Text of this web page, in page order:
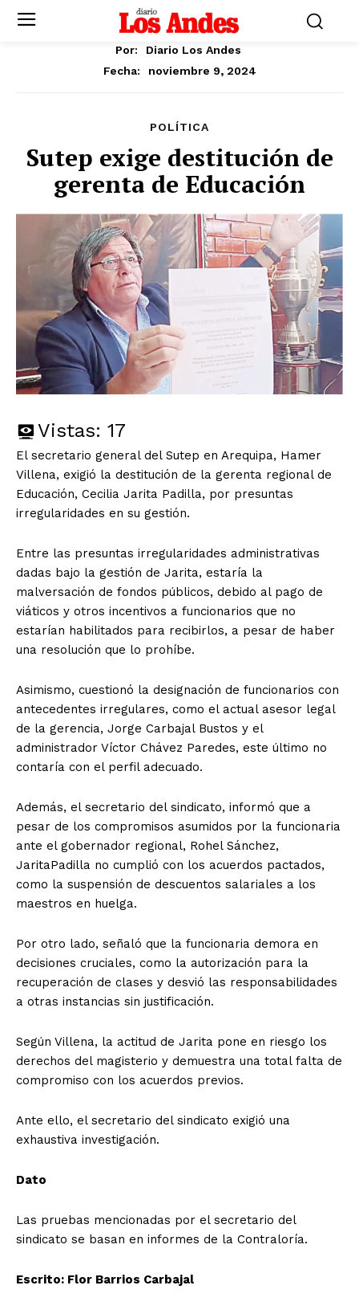
Por:
Diario Los Andes
Fecha:
noviembre 9, 2024
POLÍTICA
Sutep exige destitución de
gerenta de Educación
Vistas: 17
El secretario general del Sutep en Arequipa, Hamer
Villena, exigió la destitución de la gerenta regional de
Educación, Cecilia Jarita Padilla, por presuntas
irregularidades en su gestión.
Entre las presuntas irregularidades administrativas
dadas bajo la gestión de Jarita, estaría la
malversación de fondos públicos, debido al pago de
viáticos y otros incentivos a funcionarios que no
estarían habilitados para recibirlos, a pesar de haber
una resolución que lo prohíbe.
Asimismo, cuestionó la designación de funcionarios con
antecedentes irregulares, como el actual asesor legal
de la gerencia, Jorge Carbajal Bustos y el
administrador Víctor Chávez Paredes, este último no
contaría con el perfil adecuado.
Además, el secretario del sindicato, informó que a
pesar de los compromisos asumidos por la funcionaria
ante el gobernador regional, Rohel Sánchez,
JaritaPadilla no cumplió con los acuerdos pactados,
como la suspensión de descuentos salariales a los
maestros en huelga.
Por otro lado, señaló que la funcionaria demora en
decisiones cruciales, como la autorización para la
recuperación de clases y desvió las responsabilidades
a otras instancias sin justificación.
Según Villena, la actitud de Jarita pone en riesgo los
derechos del magisterio y demuestra una total falta de
compromiso con los acuerdos previos.
Ante ello, el secretario del sindicato exigió una
exhaustiva investigación.
Dato
Las pruebas mencionadas por el secretario del
sindicato se basan en informes de la Contraloría.
Escrito: Flor Barrios Carbajal